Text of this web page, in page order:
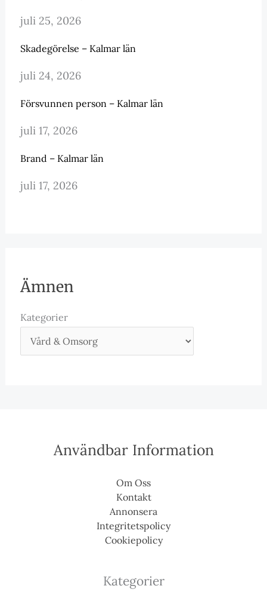
juli 25, 2026
Skadegörelse – Kalmar län
juli 24, 2026
Försvunnen person – Kalmar län
juli 17, 2026
Brand – Kalmar län
juli 17, 2026
Ämnen
Kategorier
Användbar Information
Om Oss
Kontakt
Annonsera
Integritetspolicy
Cookiepolicy
Kategorier